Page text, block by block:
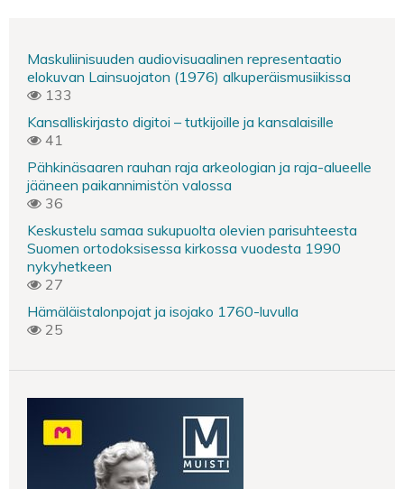
Maskuliinisuuden audiovisuaalinen representaatio
elokuvan Lainsuojaton (1976) alkuperäismusiikissa
133
Kansalliskirjasto digitoi – tutkijoille ja kansalaisille
41
Pähkinäsaaren rauhan raja arkeologian ja raja-alueelle
jääneen paikannimistön valossa
36
Keskustelu samaa sukupuolta olevien parisuhteesta
Suomen ortodoksisessa kirkossa vuodesta 1990
nykyhetkeen
27
Hämäläistalonpojat ja isojako 1760-luvulla
25